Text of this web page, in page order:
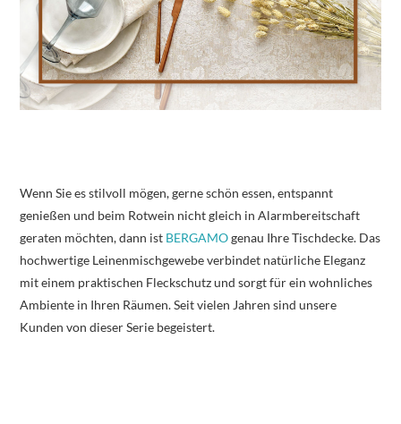
Wenn Sie es stilvoll mögen, gerne schön essen, entspannt
genießen und beim Rotwein nicht gleich in Alarmbereitschaft
geraten möchten, dann ist BERGAMOgenau Ihre Tischdecke. Das
hochwertige Leinenmischgewebe verbindet natürliche Eleganz
mit einem praktischen Fleckschutz und sorgt für ein wohnliches
Ambiente in Ihren Räumen. Seit vielen Jahren sind unsere
Kunden von dieser Serie begeistert.